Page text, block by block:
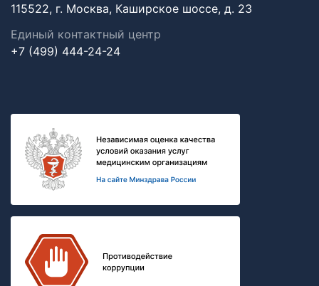
115522, г. Москва, Каширское шоссе, д. 23
Единый контактный центр
+7 (499) 444-24-24